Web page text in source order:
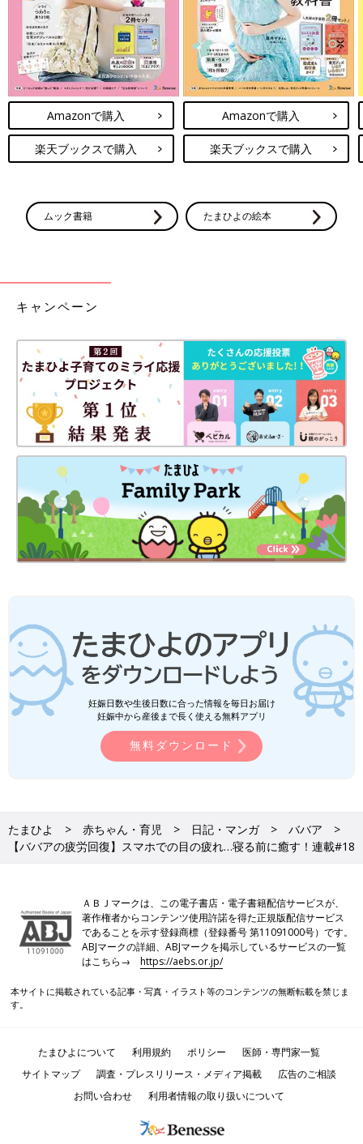
Amazonで購入
楽天ブックスで購入
Amazonで購入
楽天ブックスで購入
ムック書籍 たまひよの絵本
キャンペーン
妊娠日数や生後日数に合った情報を毎日お届け
妊娠中から産後まで長く使える無料アプリ
無料ダウンロード
たまひよ 赤ちゃん・育児 日記・マンガ
ババア
【ババアの疲労回復】スマホでの目の疲れ…寝る前に癒す！連載#18
ＡＢＪマークは、この電子書店・電子書籍配信サービスが、
著作権者からコンテンツ使用許諾を得た正規版配信サービス
であることを示す登録商標（登録番号 第11091000号）です。
ABJマークの詳細、ABJマークを掲示しているサービスの一覧
はこちら→https://aebs.or.jp/
本サイトに掲載されている記事・写真・イラスト等のコンテンツの無断転載を禁じま
す。
たまひよについて 利用規約 ポリシー
医師・専門家一覧
サイトマップ
調査・プレスリリース・メディア掲載
広告のご相談
お問い合わせ
利用者情報の取り扱いについて